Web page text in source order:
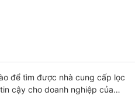
để tìm được nhà cung cấp lọc
cậy cho doanh nghiệp của